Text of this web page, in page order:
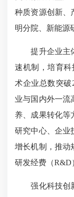
种质资源创新、
明分院、新能源
提升企业主体
速机制，培育
术企业总数突破
业与国内外一流
养、成果转化等
研究中心、企业
增长机制，推动
研发经费（R&D
强化科技创新